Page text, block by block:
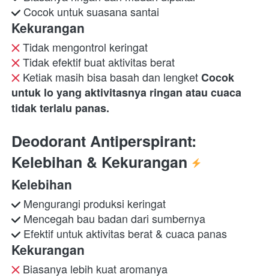
Cocok untuk suasana santai
Kekurangan
Ketiak masih bisa basah dan lengket Cocok
untuk lo yang aktivitasnya ringan atau cuaca
tidak terlalu panas.
Deodorant Antiperspirant:
Kelebihan & Kekurangan
Kelebihan
Efektif untuk aktivitas berat & cuaca panas
Kekurangan